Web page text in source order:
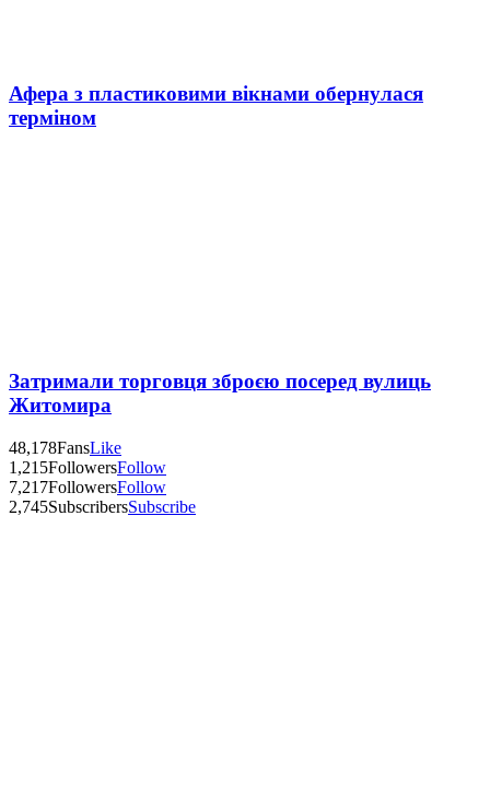
Афера з пластиковими вікнами обернулася
терміном
Затримали торговця зброєю посеред вулиць
Житомира
48,178FansLike
1,215FollowersFollow
7,217FollowersFollow
2,745SubscribersSubscribe